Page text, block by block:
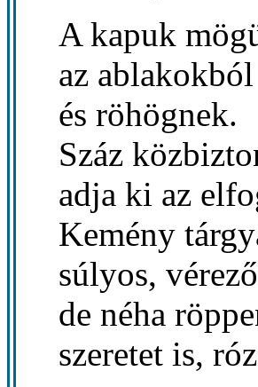
A kapuk
az
és röhögnek.
Száz
adja ki az
Kemény
súlyos,
de néha
szeretet is,